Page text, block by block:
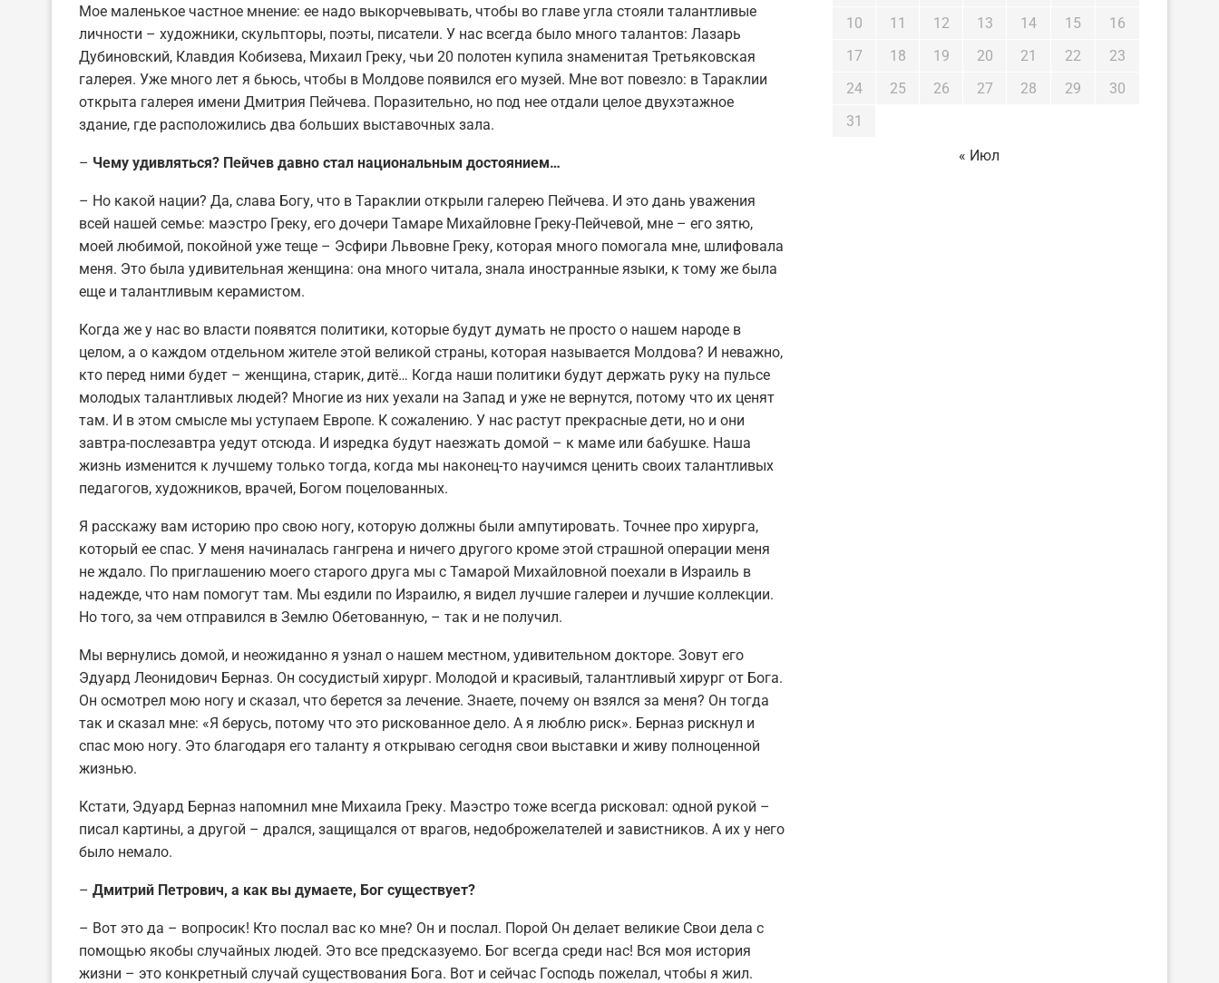
Мое маленькое частное мнение: ее надо выкорчевывать, чтобы во главе угла стояли талантливые
личности – художники, скульпторы, поэты, писатели. У нас всегда было много талантов: Лазарь
Дубиновский, Клавдия Кобизева, Михаил Греку, чьи 20 полотен купила знаменитая Третьяковская
галерея. Уже много лет я бьюсь, чтобы в Молдове появился его музей. Мне вот повезло: в Тараклии
открыта галерея имени Дмитрия Пейчева. Поразительно, но под нее отдали целое двухэтажное
здание, где расположились два больших выставочных зала.
– Чему удивляться? Пейчев давно стал национальным достоянием…
– Но какой нации? Да, слава Богу, что в Тараклии открыли галерею Пейчева. И это дань уважения
всей нашей семье: маэстро Греку, его дочери Тамаре Михайловне Греку-Пейчевой, мне – его зятю,
моей любимой, покойной уже теще – Эсфири Львовне Греку, которая много помогала мне, шлифовала
меня. Это была удивительная женщина: она много читала, знала иностранные языки, к тому же была
еще и талантливым керамистом.
Когда же у нас во власти появятся политики, которые будут думать не просто о нашем народе в
целом, а о каждом отдельном жителе этой великой страны, которая называется Молдова? И неважно,
кто перед ними будет – женщина, старик, дитё… Когда наши политики будут держать руку на пульсе
молодых талантливых людей? Многие из них уехали на Запад и уже не вернутся, потому что их ценят
там. И в этом смысле мы уступаем Европе. К сожалению. У нас растут прекрасные дети, но и они
завтра-послезавтра уедут отсюда. И изредка будут наезжать домой – к маме или бабушке. Наша
жизнь изменится к лучшему только тогда, когда мы наконец-то научимся ценить своих талантливых
педагогов, художников, врачей, Богом поцелованных.
Я расскажу вам историю про свою ногу, которую должны были ампутировать. Точнее про хирурга,
который ее спас. У меня начиналась гангрена и ничего другого кроме этой страшной операции меня
не ждало. По приглашению моего старого друга мы с Тамарой Михайловной поехали в Израиль в
надежде, что нам помогут там. Мы ездили по Израилю, я видел лучшие галереи и лучшие коллекции.
Но того, за чем отправился в Землю Обетованную, – так и не получил.
Мы вернулись домой, и неожиданно я узнал о нашем местном, удивительном докторе. Зовут его
Эдуард Леонидович Берназ. Он сосудистый хирург. Молодой и красивый, талантливый хирург от Бога.
Он осмотрел мою ногу и сказал, что берется за лечение. Знаете, почему он взялся за меня? Он тогда
так и сказал мне: «Я берусь, потому что это рискованное дело. А я люблю риск». Берназ рискнул и
спас мою ногу. Это благодаря его таланту я открываю сегодня свои выставки и живу полноценной
жизнью.
Кстати, Эдуард Берназ напомнил мне Михаила Греку. Маэстро тоже всегда рисковал: одной рукой –
писал картины, а другой – дрался, защищался от врагов, недоброжелателей и завистников. А их у него
было немало.
– Дмитрий Петрович, а как вы думаете, Бог существует?
– Вот это да – вопросик! Кто послал вас ко мне? Он и послал. Порой Он делает великие Свои дела с
помощью якобы случайных людей. Это все предсказуемо. Бог всегда среди нас! Вся моя история
жизни – это конкретный случай существования Бога. Вот и сейчас Господь пожелал, чтобы я жил.
10
11 12 13 14 15
16
17
18 19 20 21 22
23
24
25 26 27 28 29
30
31
« Июл